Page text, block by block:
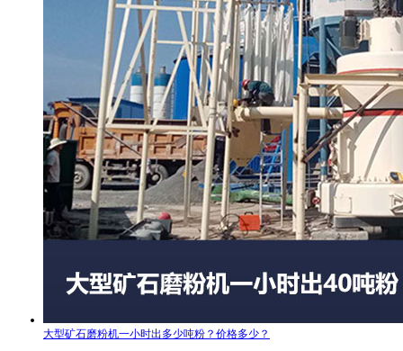
大型矿石磨粉机一小时出多少吨粉？价格多少？